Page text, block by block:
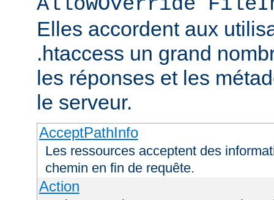
Elles accordent aux
.htaccess un grand
les réponses et les
le serveur.
AcceptPathInfo
Les ressources acceptent des
chemin en fin de requête.
Action